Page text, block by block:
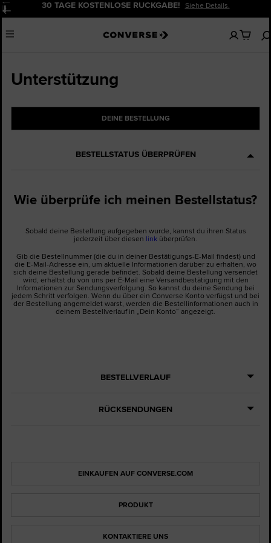
Pause 30 TAGE KOSTENLOSE RÜCKGABE! Siehe Details.
Menu
Keine
artikel
Unterstützung
DEINE BESTELLUNG
BESTELLSTATUS ÜBERPRÜFEN
Wie überprüfe ich meinen Bestellstatus?
Sobald deine Bestellung aufgegeben wurde, kannst du ihren Status
jederzeit über diesen link überprüfen.
Gib die Bestellnummer (die du in deiner Bestätigungs-E-Mail findest) und
die E-Mail-Adresse ein, um aktuelle Informationen darüber zu erhalten, wo
sich deine Bestellung gerade befindet. Sobald deine Bestellung versendet
wird, erhältst du von uns per E-Mail eine Versandbestätigung mit den
Informationen zur Sendungsverfolgung. So kannst du deine Sendung bei
jedem Schritt verfolgen. Wenn du über ein Converse Konto verfügst und bei
der Bestellung angemeldet warst, werden die Bestellinformationen auch in
deinem Bestellverlauf in „Dein Konto“ angezeigt.
BESTELLVERLAUF
RÜCKSENDUNGEN
EINKAUFEN AUF CONVERSE.COM
PRODUKT
KONTAKTIERE UNS